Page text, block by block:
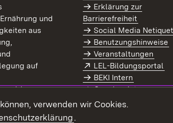
und
aus
auf
(Öffnet in neuem Fenster)
Erklärung zur
Barrierefreiheit
Social Media
Benutzungshinweise
Veranstaltungen
Extern:
LEL-Bildungsportal
BEKI Intern
Coaches Intern
Intranet
verwenden wir Cookies.
.